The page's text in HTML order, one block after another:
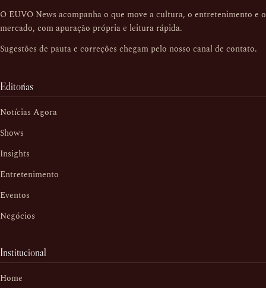
O EUVO News acompanha o que move a cultura, o entretenimento e o
mercado, com apuração própria e leitura rápida.
Sugestões de pauta e correções chegam pelo nosso canal de contato.
Editorias
Notícias Agora
Shows
Insights
Entretenimento
Eventos
Negócios
Institucional
Home